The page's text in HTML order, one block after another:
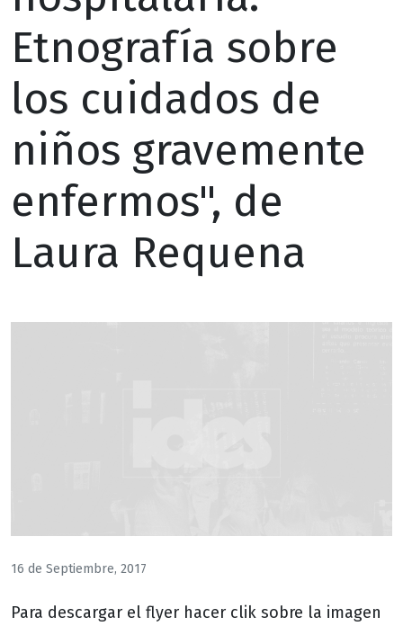
Etnografía sobre
los cuidados de
niños gravemente
enfermos", de
Laura Requena
16 de Septiembre, 2017
Para descargar el flyer hacer clik sobre la imagen